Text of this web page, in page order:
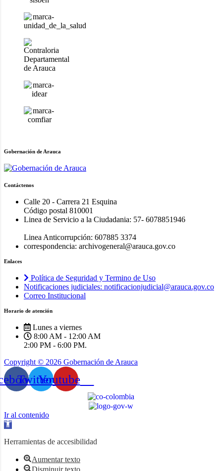
Gobernación de Arauca
Contáctenos
Calle 20 - Carrera 21 Esquina
Código postal 810001
Linea de Servicio a la Ciudadania: 57- 6078851946
Linea Anticorrupción: 607885 3374
correspondencia: archivogeneral@arauca.gov.co
Enlaces
Política de Seguridad y Termino de Uso
Notificaciones judiciales: notificacionjudicial@arauca.gov.co
Correo Institucional
Horario de atención
Lunes a viernes
8:00 AM - 12:00 AM
2:00 PM - 6:00 PM.
Copyright © 2026 Gobernación de Arauca
TwitterYoutube
Ir al contenido
Abrir
de
Herramientas de accesibilidad
Aumentar texto
Disminuir texto